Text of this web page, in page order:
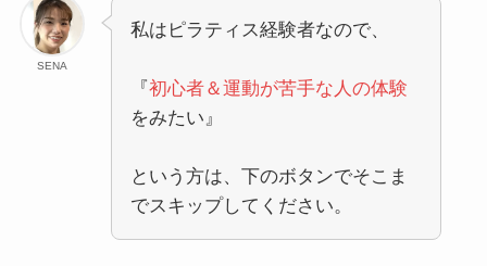
SENA
私はピラティス経験者なので、
『初心者＆運動が苦手な人の体験
をみたい』
という方は、下のボタンでそこま
でスキップしてください。